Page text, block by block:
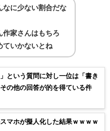
なに少ない割合だな
作家さんはもちろ
ていかないとね
という質問に対し一位は「書き
の他の回答が的を得ている件
マホが擬人化した結果ｗｗｗｗ